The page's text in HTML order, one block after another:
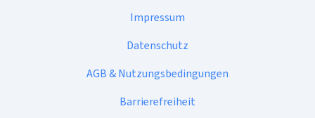
Impressum
Datenschutz
AGB & Nutzungsbedingungen
Barrierefreiheit